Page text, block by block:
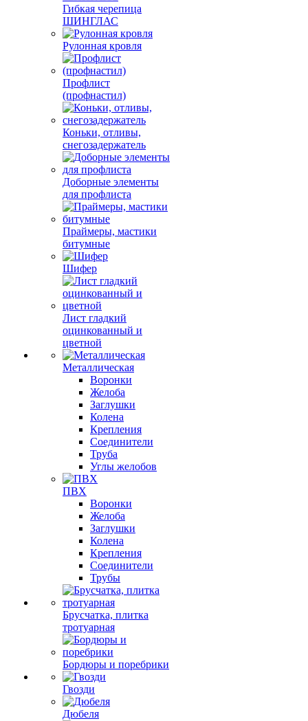
Гибкая черепица
ШИНГЛАС
Рулонная кровля
Профлист
(профнастил)
Коньки, отливы,
снегозадержатель
Доборные элементы
для профлиста
Праймеры, мастики
битумные
Шифер
Лист гладкий
оцинкованный и
цветной
Металлическая
Воронки
Желоба
Заглушки
Колена
Крепления
Соединители
Труба
Углы желобов
ПВХ
Воронки
Желоба
Заглушки
Колена
Крепления
Соединители
Трубы
Брусчатка, плитка
тротуарная
Бордюры и поребрики
Гвозди
Дюбеля